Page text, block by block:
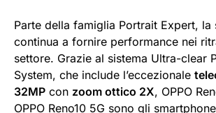
Parte della famiglia Portrait Expert, la
continua a fornire performance nei
settore. Grazie al sistema Ultra-clear
System, che include l’eccezionale
32MP con zoom ottico 2X, OPPO
OPPO Reno10 5G sono gli